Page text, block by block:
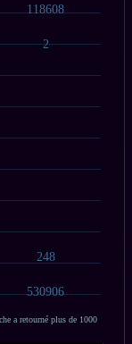
118608
2
248
530906
a retourné plus de 1000